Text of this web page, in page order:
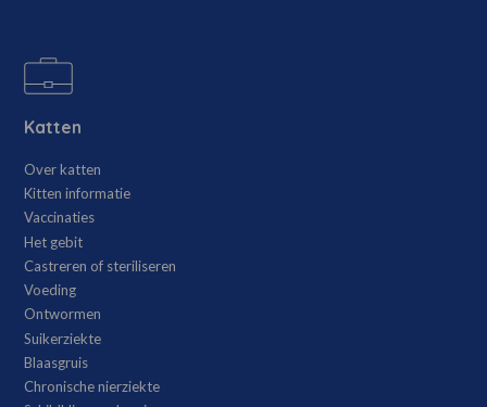
Katten
Over katten
Kitten informatie
Vaccinaties
Het gebit
Castreren of steriliseren
Voeding
Ontwormen
Suikerziekte
Blaasgruis
Chronische nierziekte